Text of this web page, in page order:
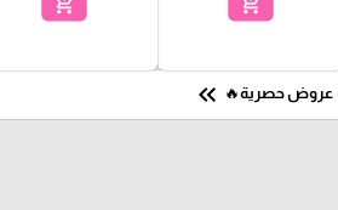
عروض حصرية🔥 keyboard_double_arrow_left